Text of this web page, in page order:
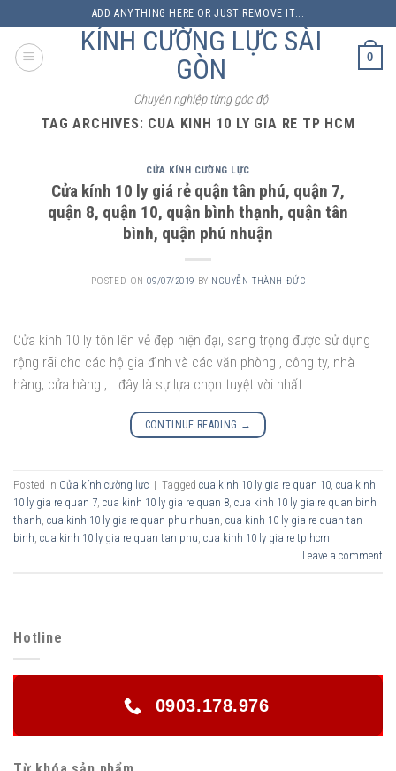
to
content
ADD ANYTHING HERE OR JUST REMOVE IT...
KÍNH CƯỜNG LỰC SÀI
GÒN
Chuyên nghiệp từng góc độ
0
TAG ARCHIVES: CUA KINH 10 LY GIA RE TP HCM
CỬA KÍNH CƯỜNG LỰC
Cửa kính 10 ly giá rẻ quận tân phú, quận 7,
quận 8, quận 10, quận bình thạnh, quận tân
bình, quận phú nhuận
POSTED ON09/07/2019 BY NGUYỄN THÀNH ĐỨC
Cửa kính 10 ly tôn lên vẻ đẹp hiện đại, sang trọng được sử dụng
rộng rãi cho các hộ gia đình và các văn phòng , công ty, nhà
hàng, cửa hàng ,… đây là sự lựa chọn tuyệt vời nhất.
CONTINUE READING →
Posted in Cửa kính cường lực | Tagged cua kinh 10 ly gia re quan 10 cua kinh
10 ly gia re quan 7 cua kinh 10 ly gia re quan 8 cua kinh 10 ly gia re quan binh
thanh cua kinh 10 ly gia re quan phu nhuan cua kinh 10 ly gia re quan tan
binh cua kinh 10 ly gia re quan tan phu cua kinh 10 ly gia re tp hcm
Leave a comment
Hotline
0903.178.976